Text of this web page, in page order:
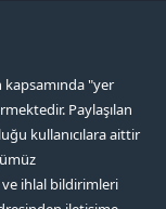
kapsamında "yer
Paylaşılan
kullanıcılara aittir
ihlal bildirimleri